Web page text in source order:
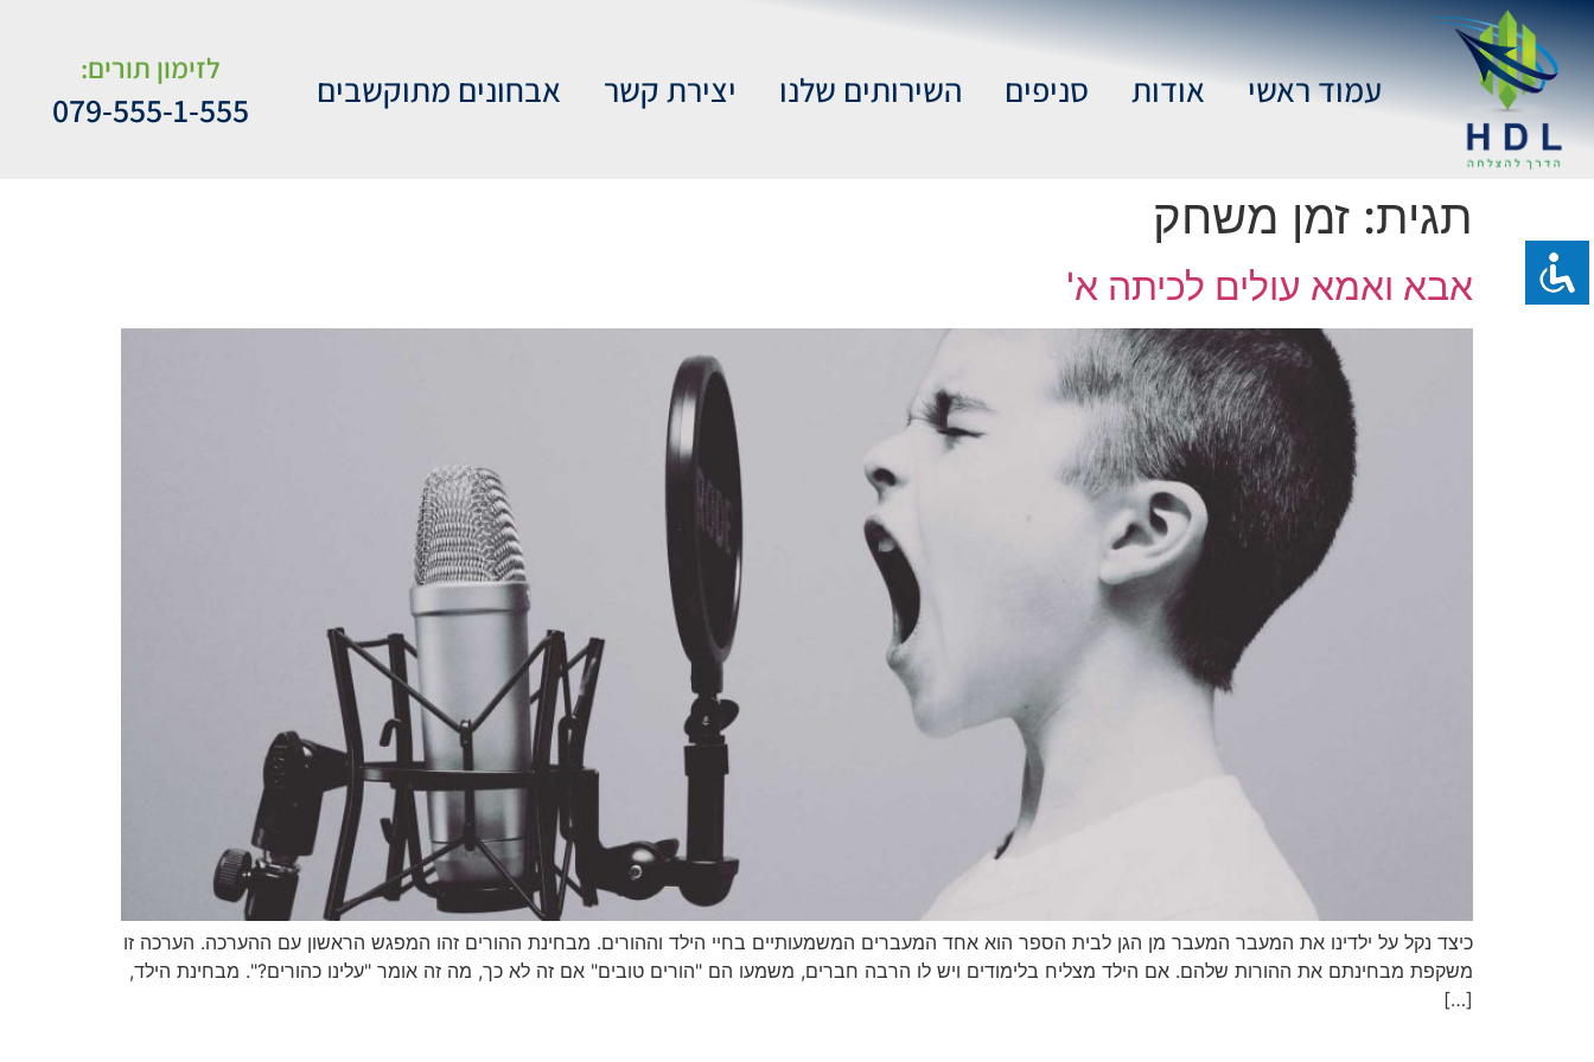
עמוד ראשי אודות סניפים השירותים שלנו יצירת קשר אבחונים מתוקשבים לזימון תורים:
079-555-1-555
תגית: זמן משחק
אבא ואמא עולים לכיתה א'
כיצד נקל על ילדינו את המעבר המעבר מן הגן לבית הספר הוא אחד המעברים המשמעותיים בחיי הילד וההורים. מבחינת ההורים זהו המפגש הראשון עם ההערכה. הערכה זו
משקפת מבחינתם את ההורות שלהם. אם הילד מצליח בלימודים ויש לו הרבה חברים, משמעו הם "הורים טובים" אם זה לא כך, מה זה אומר "עלינו כהורים?". מבחינת הילד,
[…]